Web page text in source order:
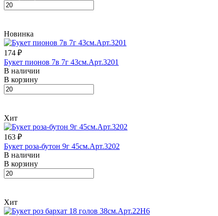
Новинка
174 ₽
Букет пионов 7в 7г 43см.Арт.3201
В наличии
В корзину
Хит
163 ₽
Букет роза-бутон 9г 45см.Арт.3202
В наличии
В корзину
Хит